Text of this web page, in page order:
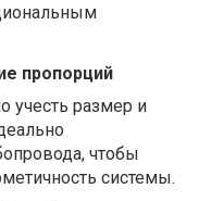
пропорций
учесть размер и
чтобы
системы.